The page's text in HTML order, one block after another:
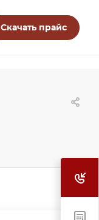
Скачать прайс